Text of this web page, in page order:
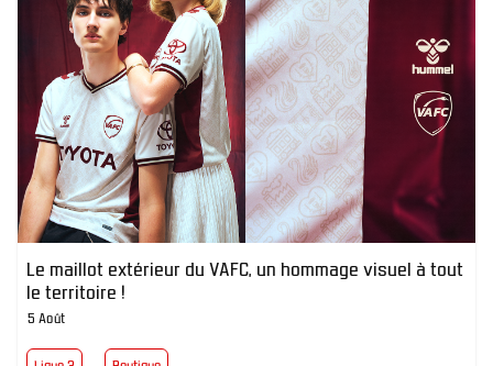
Le maillot extérieur du VAFC, un hommage visuel à tout
le territoire !
5 Août